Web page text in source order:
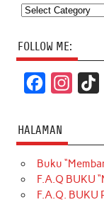
Categories
FOLLOW ME:
c
e
b
o
t
a
g
HALAMAN
Buku
F.A.Q BUKU
F.A.Q. BUKU